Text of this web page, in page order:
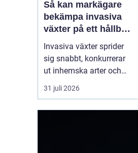
Så kan markägare
bekämpa invasiva
växter på ett hållbart
sätt
Invasiva växter sprider
sig snabbt, konkurrerar
ut inhemska arter och
kan på sikt förändra hela
ekosystem. De orsakar
31 juli 2026